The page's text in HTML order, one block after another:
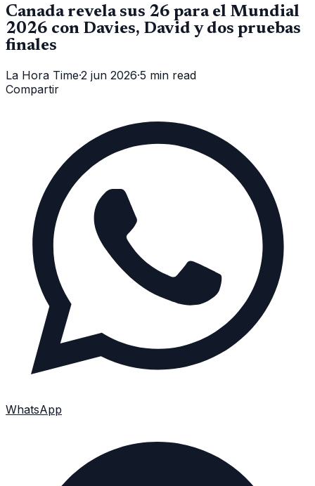
Canada revela sus 26 para el Mundial
2026 con Davies, David y dos pruebas
finales
La Hora Time·2 jun 2026·5 min read
Compartir
WhatsApp